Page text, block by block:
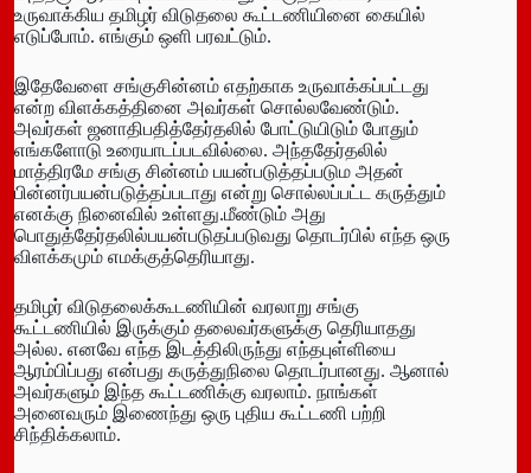
உருவாக்கிய தமிழர் விடுதலை கூட்டணியினை கையில்
எடுப்போம். எங்கும் ஒளி பரவட்டும்.
இதேவேளை சங்குசின்னம் எதற்காக உருவாக்கப்பட்டது
என்ற விளக்கத்தினை அவர்கள் சொல்லவேண்டும்.
அவர்கள் ஜனாதிபதித்தேர்தலில் போட்டுயிடும் போதும்
எங்களோடு உரையாடப்படவில்லை. அந்ததேர்தலில்
மாத்திரமே சங்கு சின்னம் பயன்படுத்தப்படும அதன்
பின்னர்பயன்படுத்தப்படாது என்று சொல்லப்பட்ட கருத்தும்
எனக்கு நினைவில் உள்ளது.மீண்டும் அது
பொதுத்தேர்தலில்பயன்படுதப்படுவது தொடர்பில் எந்த ஒரு
விளக்கமும் எமக்குத்தெரியாது.
தமிழர் விடுதலைக்கூடணியின் வரலாறு சங்கு
கூட்டணியில் இருக்கும் தலைவர்களுக்கு தெரியாதது
அல்ல. எனவே எந்த இடத்திலிருந்து எந்தபுள்ளியை
ஆரம்பிப்பது என்பது கருத்துநிலை தொடர்பானது. ஆனால்
அவர்களும் இந்த கூட்டணிக்கு வரலாம். நாங்கள்
அனைவரும் இணைந்து ஒரு புதிய கூட்டணி பற்றி
சிந்திக்கலாம்.